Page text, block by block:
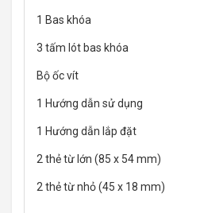
1 Bas khóa
3 tấm lót bas khóa
Bộ ốc vít
1 Hướng dẫn sử dụng
1 Hướng dẫn lắp đặt
2 thẻ từ lớn (85 x 54 mm)
2 thẻ từ nhỏ (45 x 18 mm)